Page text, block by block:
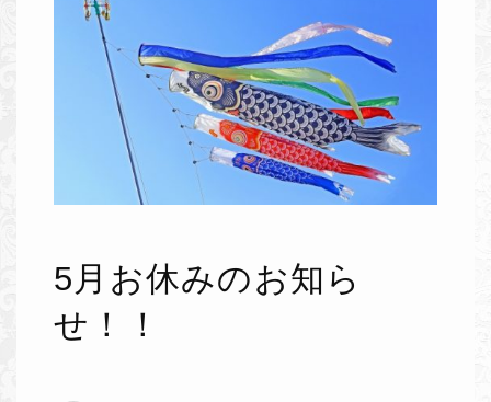
5月お休みのお知ら
せ！！